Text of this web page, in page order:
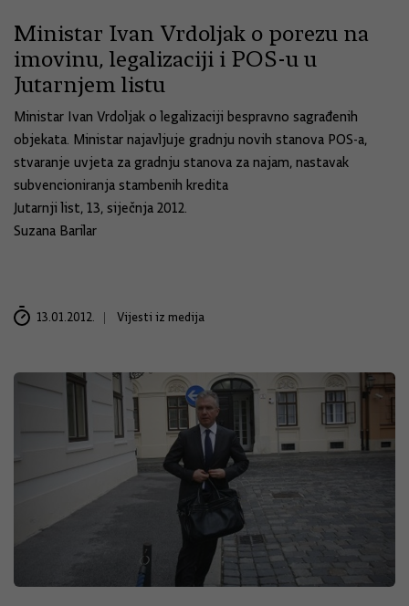
Ministar Ivan Vrdoljak o porezu na
imovinu, legalizaciji i POS-u u
Jutarnjem listu
Ministar Ivan Vrdoljak o legalizaciji bespravno sagrađenih
objekata. Ministar najavljuje gradnju novih stanova POS-a,
stvaranje uvjeta za gradnju stanova za najam, nastavak
subvencioniranja stambenih kredita
Jutarnji list, 13, siječnja 2012.
Suzana Barilar
13.01.2012. Vijesti iz medija